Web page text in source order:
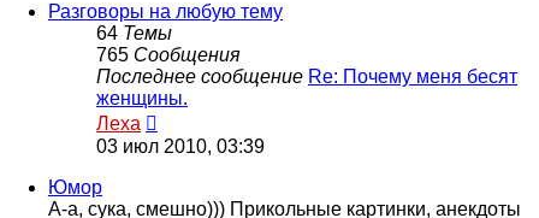
Разговоры на любую тему
64 Темы
765 Сообщения
Последнее сообщение Re: Почему меня бесят
женщины.
Леха
к
03 июл 2010, 03:39
Юмор
А-а, сука, смешно))) Прикольные картинки, анекдоты